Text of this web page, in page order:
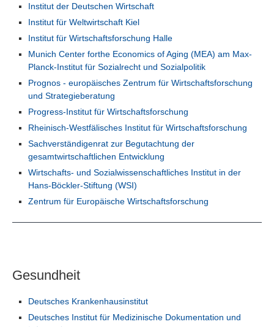
Institut der Deutschen Wirtschaft
Institut für Weltwirtschaft Kiel
Institut für Wirtschaftsforschung Halle
Munich Center forthe Economics of Aging (MEA) am Max-
Planck-Institut für Sozialrecht und Sozialpolitik
Prognos - europäisches Zentrum für Wirtschaftsforschung
und Strategieberatung
Progress-Institut für Wirtschaftsforschung
Rheinisch-Westfälisches Institut für Wirtschaftsforschung
Sachverständigenrat zur Begutachtung der
gesamtwirtschaftlichen Entwicklung
Wirtschafts- und Sozialwissenschaftliches Institut in der
Hans-Böckler-Stiftung (WSI)
Zentrum für Europäische Wirtschaftsforschung
Gesundheit
Deutsches Krankenhausinstitut
Deutsches Institut für Medizinische Dokumentation und